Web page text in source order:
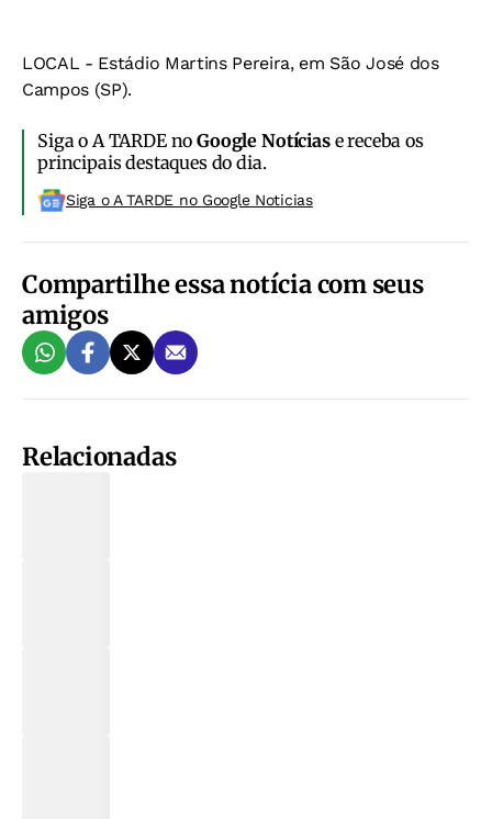
LOCAL - Estádio Martins Pereira, em São José dos
Campos (SP).
Siga o A TARDE noGoogle Notíciase receba os
principais destaques do dia.
Siga o A TARDE no Google Noticias
Compartilhe essa notícia com seus
amigos
Relacionadas